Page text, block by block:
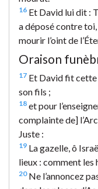
16 Et David lui dit :
a déposé contre
mourir l’oint de
Oraison
17 Et David fit cette
son fils ;
18 et pour
complainte de]
Juste :
19 La gazelle, ô
lieux : comment
20Ne l’annoncez